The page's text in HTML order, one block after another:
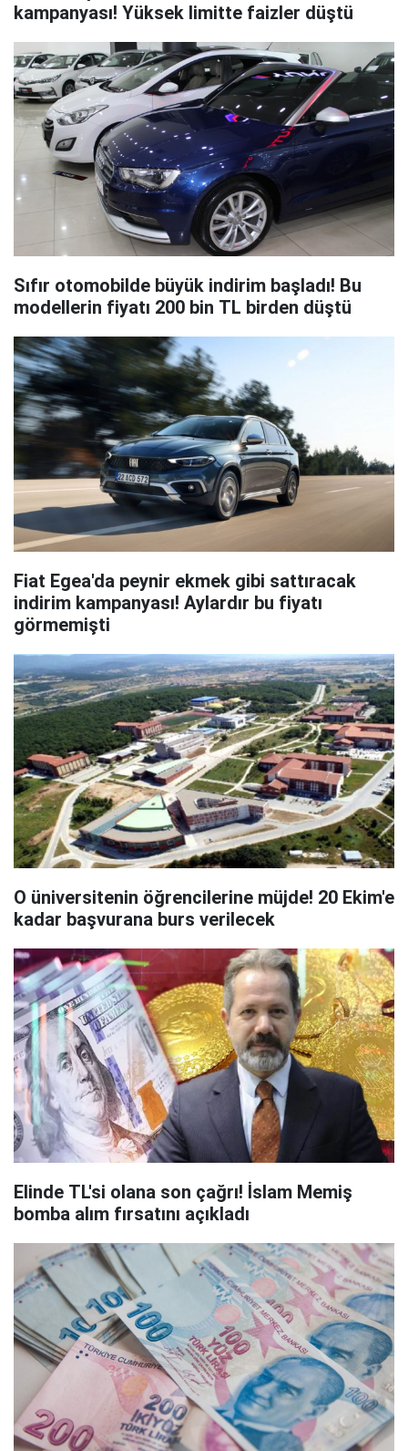
kampanyası! Yüksek limitte faizler düştü
Sıfır otomobilde büyük indirim başladı! Bu
modellerin fiyatı 200 bin TL birden düştü
Fiat Egea'da peynir ekmek gibi sattıracak
indirim kampanyası! Aylardır bu fiyatı
görmemişti
O üniversitenin öğrencilerine müjde! 20 Ekim'e
kadar başvurana burs verilecek
Elinde TL'si olana son çağrı! İslam Memiş
bomba alım fırsatını açıkladı